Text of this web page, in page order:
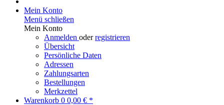
Mein Konto
Menü schließen
Mein Konto
Anmelden oderregistrieren
Übersicht
Persönliche Daten
Adressen
Zahlungsarten
Bestellungen
Merkzettel
Warenkorb 0 0,00 € *